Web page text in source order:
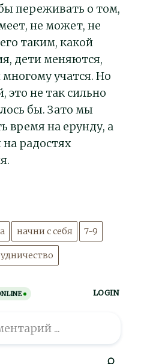
переживать о том,
не может, не
таким, какой
дети меняются,
учатся. Но
это не так сильно
бы. Зато мы
время на ерунду, а
на радостях
начни с себя 7-9